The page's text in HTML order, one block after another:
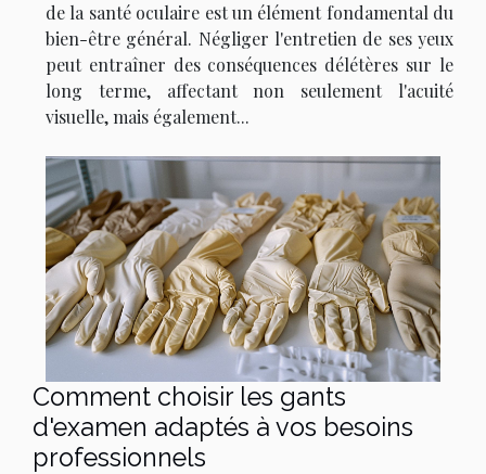
de la santé oculaire est un élément fondamental du
bien-être général. Négliger l'entretien de ses yeux
peut entraîner des conséquences délétères sur le
long terme, affectant non seulement l'acuité
visuelle, mais également...
Comment choisir les gants
d'examen adaptés à vos besoins
professionnels